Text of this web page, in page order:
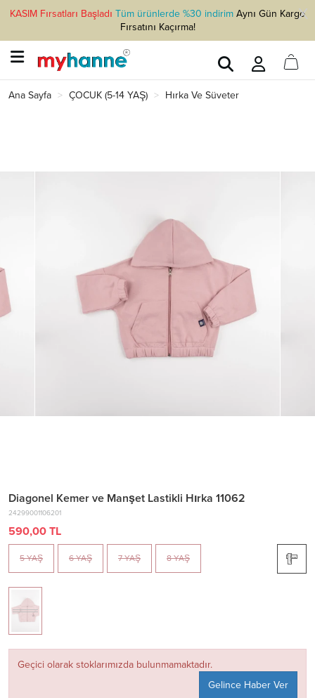
KASIM Fırsatları Başladı Tüm ürünlerde %30 indirimAynı Gün Kargo
Fırsatını Kaçırma!
Ana Sayfa ÇOCUK (5-14 YAŞ) Hırka Ve Süveter
Diagonel Kemer ve Manşet Lastikli Hırka 11062
24299001106201
590,00 TL
5 YAŞ 6 YAŞ 7 YAŞ 8 YAŞ
Geçici olarak stoklarımızda bulunmamaktadır.
Gelince Haber Ver